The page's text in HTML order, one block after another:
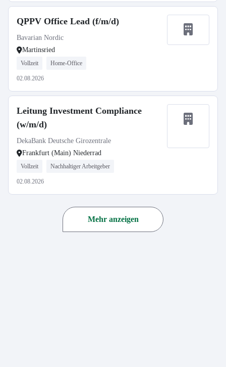
QPPV Office Lead (f/m/d)
Bavarian Nordic
Martinsried
Vollzeit Home-Office
02.08.2026
Leitung Investment Compliance
(w/m/d)
DekaBank Deutsche Girozentrale
Frankfurt (Main) Niederrad
Vollzeit Nachhaltiger Arbeitgeber
02.08.2026
Mehr anzeigen